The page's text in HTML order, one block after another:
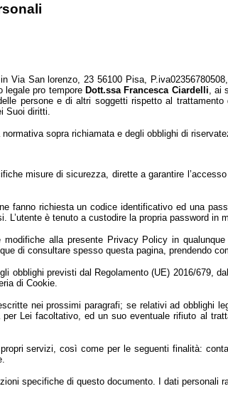
Via San lorenzo, 23 56100 Pisa, P.iva02356780508
legale pro tempore Dott.ssa Francesca Ciardelli, ai
persone e di altri soggetti rispetto al
Suoi diritti.
sopra richiamata e degli obblighi di
misure di sicurezza, dirette a garantire
fanno richiesta un codice identificativo ed una
è tenuto a custodire la propria password in
modifiche alla presente Privacy Policy in
di consultare spesso questa pagina, prendendo
obblighi previsti dal Regolamento (UE) 2016/679,
di Cookie.
nei prossimi paragrafi; se relativi ad obblighi
Lei facoltativo, ed un suo eventuale rifiuto al
servizi, così come per le seguenti finalità:
specifiche di questo documento. I dati personali